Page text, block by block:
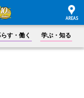
す・働く 学ぶ・知る